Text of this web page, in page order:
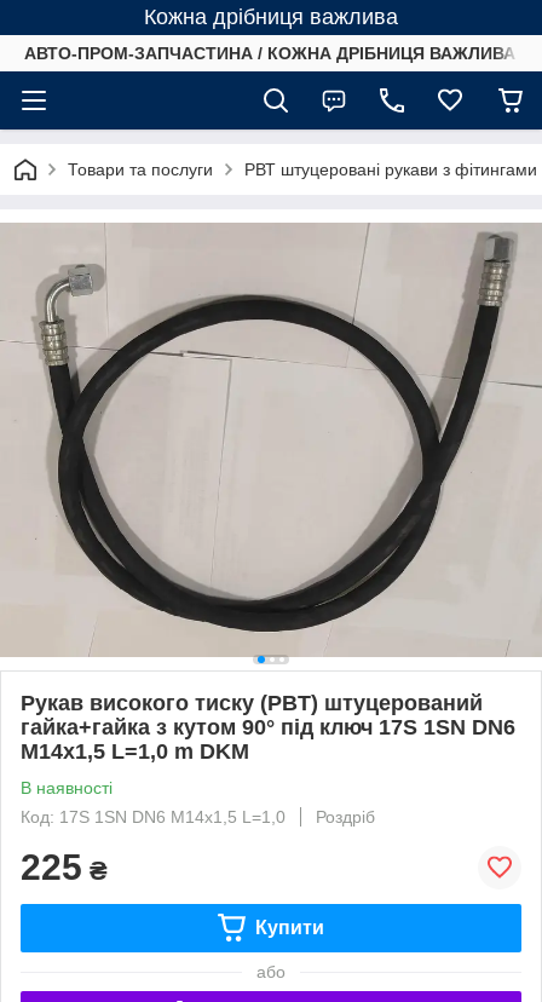
Кожна дрібниця важлива
АВТО-ПРОМ-ЗАПЧАСТИНА / КОЖНА ДРІБНИЦЯ ВАЖЛИВА /
Товари та послуги РВТ штуцеровані рукави з фітингами
Рукав високого тиску (РВT) штуцерований
гайка+гайка з кутом 90° під ключ 17S 1SN DN6
М14х1,5 L=1,0 m DKM
В наявності
Код: 17S 1SN DN6 М14х1,5 L=1,0
Роздріб
225 ₴
Купити
або